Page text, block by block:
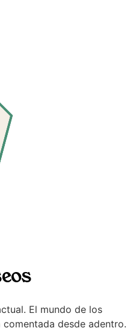
El mundo de los
desde adentro.